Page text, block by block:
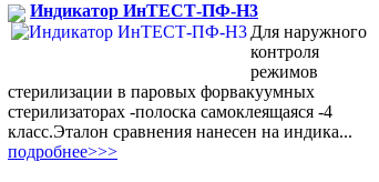
Индикатор ИнТЕСТ-ПФ-Н3
Для наружного
контроля
режимов
стерилизации в паровых форвакуумных
стерилизаторах -полоска самоклеящаяся -4
класс.Эталон сравнения нанесен на индика...
подробнее>>>